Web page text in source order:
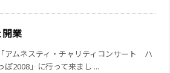
開業
アムネスティ・チャリティコンサート ハ
ぽ2008」に行って来まし ...